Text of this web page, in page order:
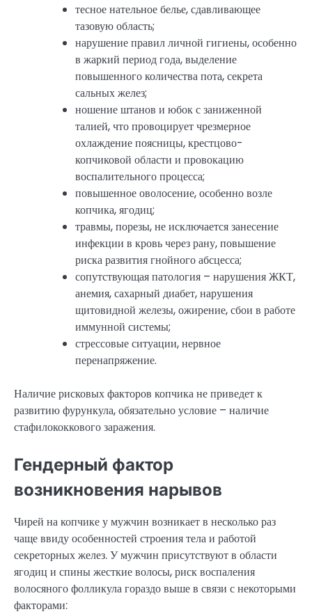
тесное нательное белье, сдавливающее
тазовую область;
нарушение правил личной гигиены, особенно
в жаркий период года, выделение
повышенного количества пота, секрета
сальных желез;
ношение штанов и юбок с заниженной
талией, что провоцирует чрезмерное
охлаждение поясницы, крестцово-
копчиковой области и провокацию
воспалительного процесса;
повышенное оволосение, особенно возле
копчика, ягодиц;
травмы, порезы, не исключается занесение
инфекции в кровь через рану, повышение
риска развития гнойного абсцесса;
сопутствующая патология – нарушения ЖКТ,
анемия, сахарный диабет, нарушения
щитовидной железы, ожирение, сбои в работе
иммунной системы;
стрессовые ситуации, нервное
перенапряжение.
Наличие рисковых факторов копчика не приведет к
развитию фурункула, обязательно условие – наличие
стафилококкового заражения.
Гендерный фактор
возникновения нарывов
Чирей на копчике у мужчин возникает в несколько раз
чаще ввиду особенностей строения тела и работой
секреторных желез. У мужчин присутствуют в области
ягодиц и спины жесткие волосы, риск воспаления
волосяного фолликула гораздо выше в связи с некоторыми
факторами: